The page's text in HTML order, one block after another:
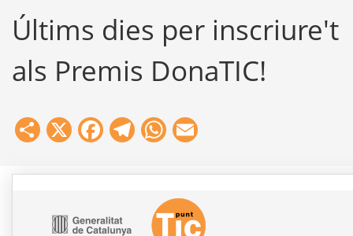
Formación
Herramientas
Últims dies per inscriure't
als Premis DonaTIC!
Share
X Facebook
Telegram
WhatsApp